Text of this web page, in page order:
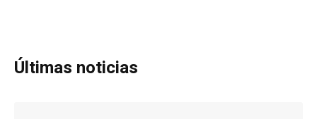
Últimas noticias